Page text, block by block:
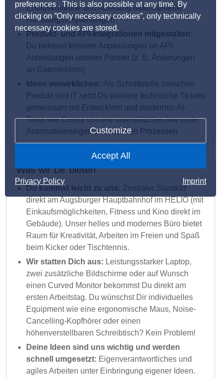
preferences . This is also possible at any time. By
clicking on ”Only necessary cookies”, only technically
necessary cookies are stored.
Customize
Accept All
Privacy Policy Imprint
Erfolgskontrolle und Ableitung datenbasierter
Handlungsempfehlungen
Produkt- und API-Integrationen mitgestalten:
Du betreust kleinere Anpassungen an API-
Anbindungen unserer Partner (z. B. Änderungen
an Datenfeldern)
Ideen verwirklichen: Als Schnittstelle zwischen
Produkt und IT setzt Du kleinere technische Tickets
gemeinsam mit Entwicklern und modernen AI-
Tools wie Cursor um und unterstützt bei low-code
Automatisierungen und internen Prozessen
Was wir Dir bieten
Du kommst leicht zu uns: Zentraler Standort
direkt am Augsburger Hauptbahnhof im HELIO (mit
Einkaufsmöglichkeiten, Fitness und Kino direkt im
Gebäude). Unser helles und modernes Büro bietet
Raum für Kreativität, Arbeiten im Freien und Spaß
beim Kicker oder Tischtennis.
Wir statten Dich aus: Leistungsstarker Laptop,
zwei zusätzliche Bildschirme oder auf Wunsch
einen Curved Monitor bekommst Du direkt am
ersten Arbeitstag. Du wünschst Dir individuelles
Equipment wie eine ergonomische Maus, Noise-
Cancelling-Kopfhörer oder einen
höhenverstellbaren Schreibtisch? Kein Problem!
Deine Ideen sind uns wichtig und werden
schnell umgesetzt: Eigenverantwortliches und
agiles Arbeiten unter Einbringung eigener Ideen.